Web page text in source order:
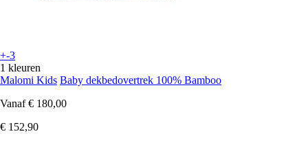
+-3
1 kleuren
Malomi Kids Baby dekbedovertrek 100% Bamboo
Vanaf € 180,00
€ 152,90